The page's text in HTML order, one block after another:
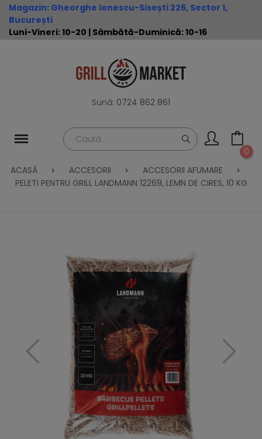
Magazin: Gheorghe Ionescu-Sisești 226, Sector 1,
București
Luni-Vineri: 10-20 | Sâmbătă-Duminică: 10-16
Sună: 0724 862 861
0
ACASĂ
ACCESORII
ACCESORII AFUMARE
PELETI PENTRU GRILL LANDMANN 12269, LEMN DE CIRES, 10 KG